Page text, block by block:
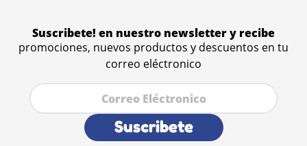
Suscribete! en nuestro newsletter y recibe
promociones, nuevos productos y descuentos en tu
correo eléctronico
Suscribete